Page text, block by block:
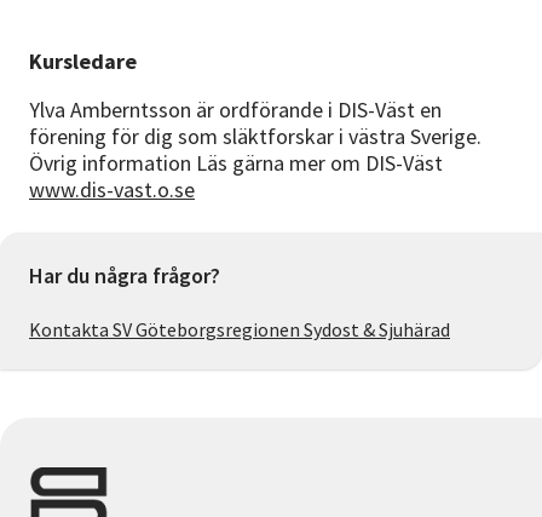
Kursledare
Ylva Amberntsson är ordförande i DIS-Väst en
förening för dig som släktforskar i västra Sverige.
Övrig information Läs gärna mer om DIS-Väst
www.dis-vast.o.se
Har du några frågor?
Kontakta SV Göteborgsregionen Sydost & Sjuhärad